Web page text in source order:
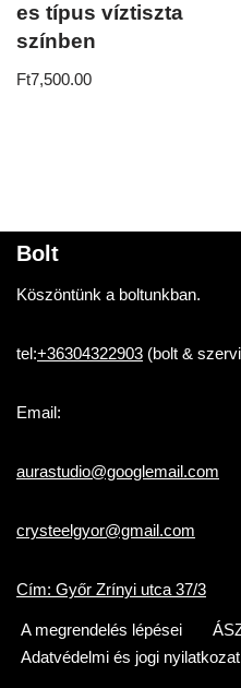
es típus víztiszta
színben
Ft7,500.00
Bolt
Köszöntünk a boltunkban.
tel:+36304322903 (bolt &
Email:
aurastudio@googlemail.com
crysteelgyor@gmail.com
Cím: Győr Zrínyi utca 37/3
A megrendelés lépései
Adatvédelmi és jogi nyilatkozat